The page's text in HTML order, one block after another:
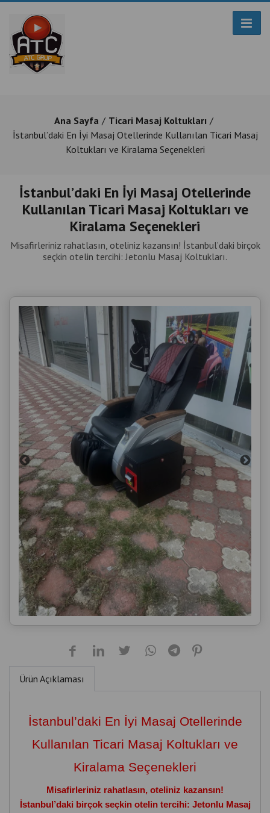
Ana Sayfa
Ticari Masaj Koltukları
İstanbul’daki En İyi Masaj Otellerinde Kullanılan Ticari Masaj
Koltukları ve Kiralama Seçenekleri
İstanbul’daki En İyi Masaj Otellerinde
Kullanılan Ticari Masaj Koltukları ve
Kiralama Seçenekleri
Misafirleriniz rahatlasın, oteliniz kazansın! İstanbul’daki birçok
seçkin otelin tercihi: Jetonlu Masaj Koltukları.
Ürün Açıklaması
İstanbul’daki En İyi Masaj Otellerinde
Kullanılan Ticari Masaj Koltukları ve
Kiralama Seçenekleri
Misafirleriniz rahatlasın, oteliniz kazansın!
İstanbul’daki birçok seçkin otelin tercihi: Jetonlu Masaj